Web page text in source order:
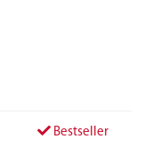
Bestseller